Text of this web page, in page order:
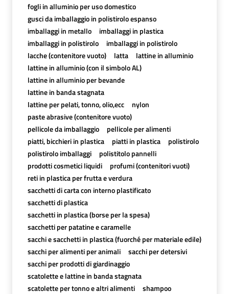
fogli in alluminio per uso domestico
gusci da imballaggio in polistirolo espanso
imballaggi in metallo
imballaggi in plastica
imballaggi in polistirolo
imballaggi in polistirolo
lacche (contenitore vuoto)
latta
lattine in alluminio
lattine in alluminio (con il simbolo AL)
lattine in alluminio per bevande
lattine in banda stagnata
lattine per pelati, tonno, olio,ecc
nylon
paste abrasive (contenitore vuoto)
pellicole da imballaggio
pellicole per alimenti
piatti, bicchieri in plastica
piatti in plastica
polistirolo
polistirolo imballaggi
polistitolo pannelli
prodotti cosmetici liquidi
profumi (contenitori vuoti)
reti in plastica per frutta e verdura
sacchetti di carta con interno plastificato
sacchetti di plastica
sacchetti in plastica (borse per la spesa)
sacchetti per patatine e caramelle
sacchi e sacchetti in plastica (fuorché per materiale edile)
sacchi per alimenti per animali
sacchi per detersivi
sacchi per prodotti di giardinaggio
scatolette e lattine in banda stagnata
scatolette per tonno e altri alimenti
shampoo